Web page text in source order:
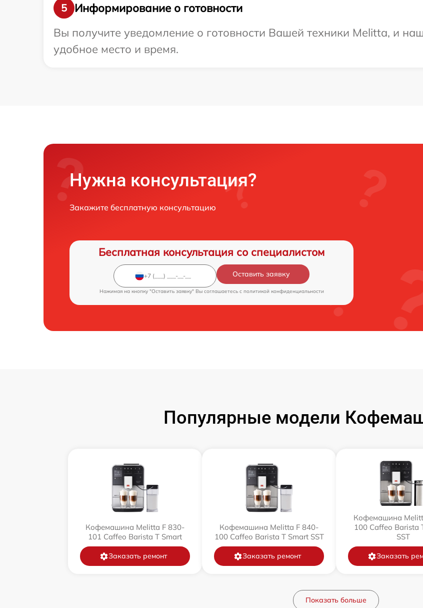
5
Информирование о готовности
Вы получите уведомление о готовности Вашей техники Melitta, и
удобное место и время.
Нужна консультация?
Закажите бесплатную консультацию
Бесплатная консультация со специалистом
Оставить заявку
Нажимая на кнопку "Оставить заявку" Вы соглашаетесь c политикой конфиденциальности
Популярные модели
Кофемашина Melitta F 830-
101 Caffeo Barista T Smart
Заказать ремонт
Кофемашина Melitta F 840-
100 Caffeo Barista T Smart SST
Заказать ремонт
Кофемашина
100 Caffeo Barista
SST
Заказать
Показать больше